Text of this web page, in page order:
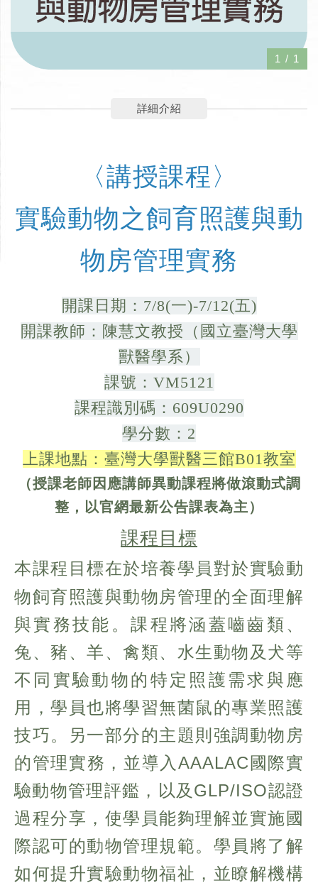
1 / 1
詳細介紹
〈講授課程〉
實驗動物之飼育照護與動
物房管理實務
開課日期：7/8(一)-7/12(五)
開課教師：陳慧文教授（國立臺灣大學
獸醫學系）
課號：VM5121
課程識別碼：609U0290
學分數：2
上課地點：臺灣大學獸醫三館B01教室
（授課老師因應講師異動課程將做滾動式調
整，以官網最新公告課表為主）
課程目標
本課程目標在於培養學員對於實驗動
物飼育照護與動物房管理的全面理解
與實務技能。課程將涵蓋嚙齒類、
兔、豬、羊、禽類、水生動物及犬等
不同實驗動物的特定照護需求與應
用，學員也將學習無菌鼠的專業照護
技巧。另一部分的主題則強調動物房
的管理實務，並導入AAALAC國際實
驗動物管理評鑑，以及GLP/ISO認證
過程分享，使學員能夠理解並實施國
際認可的動物管理規範。學員將了解
如何提升實驗動物福祉，並瞭解機構